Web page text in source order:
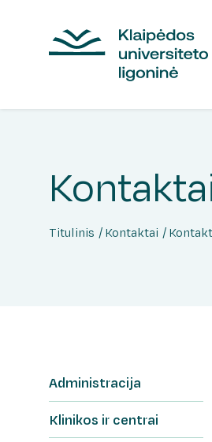
Titulinis Kontaktai
Administracija
Klinikos ir centrai